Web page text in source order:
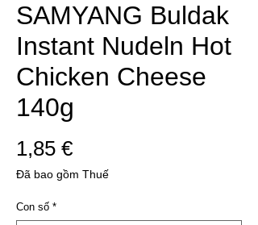
SAMYANG Buldak
Instant Nudeln Hot
Chicken Cheese
140g
1,85 €Giá
Đã bao gồm Thuế
Con số *